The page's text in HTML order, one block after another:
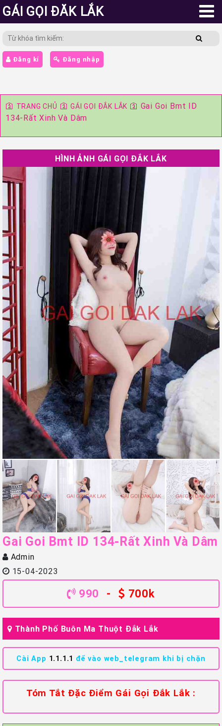
GÁI GỌI ĐĂK LẮK
Đăng kí Đăng nhập
🛐 TRANG CHỦ 🛐GÁI GỌI ĐẮK LẮK 🛐 Gai Goi Bmt ID
134-Rất Xinh Và Dâm
HÌNH ẢNH GÁI GỌI ĐẮK LẮK
Gai Goi Bmt ID 134-Rất Xinh Và Dâm
Admin
15-04-2023
990 - 700k
Thành Phố Buôn Ma Thuột Đắk Lắk
Cài App 1.1.1.1 để vào web_telegram khi bị chặn
Tóm Tắt Đặc Điểm Gái Gọi Đắk Lắk :